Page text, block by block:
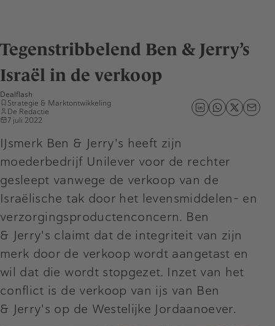
Tegenstribbelend Ben & Jerry’s
Israël in de verkoop
Dealflash
Strategie & Marktontwikkeling
De Redactie
7 juli 2022
IJsmerk Ben & Jerry's heeft zijn
moederbedrijf Unilever voor de rechter
gesleept vanwege de verkoop van de
Israëlische tak door het levensmiddelen- en
verzorgingsproductenconcern. Ben
& Jerry's claimt dat de integriteit van zijn
merk door de verkoop wordt aangetast en
wil dat die wordt stopgezet. Inzet van het
conflict is de verkoop van ijs van Ben
& Jerry's op de Westelijke Jordaanoever.